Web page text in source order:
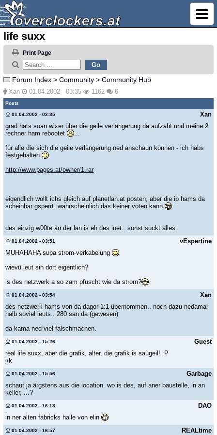
life suxx
Print Page
Forum Index > Community > Community Hub
Xan 01.04.2002 - 03:35 1162 6
Posts
Xan
01.04.2002 - 03:35
grad hats soan wixer über die geile verlängerung da aufzaht und meine 2
rechner ham rebootet
...
für alle die sich die geile verlängerung ned anschaun können - ich habs
festgehalten
http://www.pages.at/owner/1.rar
eigendlich wollt ichs gleich auf planetlan.at posten, aber die ip hams da
scheinbar gsperrt. wahrscheinlich das keiner voten kann
des einzig w00te an der lan is eh des inet.. sonst suckt alles.
vEspertine
01.04.2002 - 03:51
MUHAHAHA supa strom-verkabelung
wievü leut sin dort eigentlich?
is des netzwerk a so zam pfuscht wie da strom?
Xan
01.04.2002 - 03:54
des netzwerk hams von da dagor 1:1 übernommen.. noch dazu nedamal
halb soviel leuts.. 280 san da (gewesen)
da kama ned viel falschmachen.
Guest
01.04.2002 - 15:26
real life suxx, aber die grafik, alter, die grafik is saugeil! :P
j/k
Garbage
01.04.2002 - 15:56
schaut ja ärgstens aus die location. wo is des, auf aner baustelle, in an
keller, ...?
DAO
01.04.2002 - 16:13
in ner alten fabricks halle von elin
REALtime
01.04.2002 - 16:57